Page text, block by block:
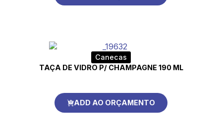
Canecas
TAÇA DE VIDRO P/ CHAMPAGNE 190 ML
ADD AO ORÇAMENTO